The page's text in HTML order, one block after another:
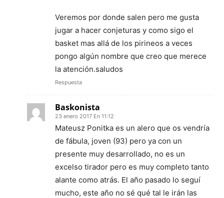
Veremos por donde salen pero me gusta
jugar a hacer conjeturas y como sigo el
basket mas allá de los pirineos a veces
pongo algún nombre que creo que merece
la atención.saludos
Respuesta
Baskonista
23 enero 2017 En 11:12
Mateusz Ponitka es un alero que os vendría
de fábula, joven (93) pero ya con un
presente muy desarrollado, no es un
excelso tirador pero es muy completo tanto
alante como atrás. El año pasado lo seguí
mucho, este año no sé qué tal le irán las